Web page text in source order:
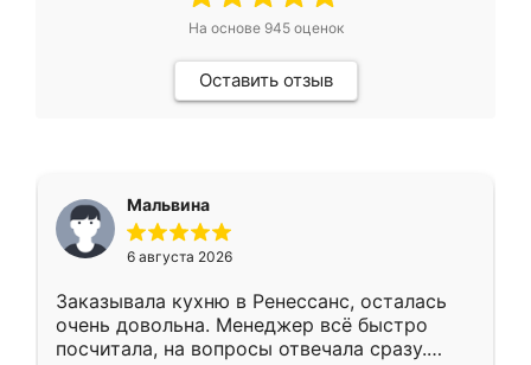
На основе 945оценок
Оставить отзыв
Мальвина
6 августа 2026
Заказывала кухню в Ренессанс, осталась
очень довольна. Менеджер всё быстро
посчитала, на вопросы отвечала сразу.